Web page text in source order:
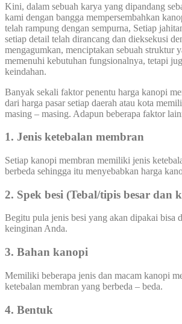
Kini, dalam sebuah karya yang dipandang
kami dengan bangga mempersembahkan
telah rampung dengan sempurna, Setiap
setiap detail telah dirancang dan dieksekusi
mengagumkan, menciptakan sebuah struktur
memenuhi kebutuhan fungsionalnya, tetapi
keindahan.
Banyak sekali faktor penentu harga kanopi
dari harga pasar setiap daerah atau kota
masing – masing. Adapun beberapa faktor
1. Jenis ketebalan membran
Setiap kanopi membran memiliki jenis
berbeda sehingga itu menyebabkan harga
2. Spek besi (Tebal/tipis besar dan
Begitu pula jenis besi yang akan dipakai bisa
keinginan Anda.
3. Bahan kanopi
Memiliki beberapa jenis dan macam kanopi
ketebalan membran yang berbeda – beda.
4. Bentuk